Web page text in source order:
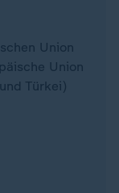
Union
Union
Türkei)